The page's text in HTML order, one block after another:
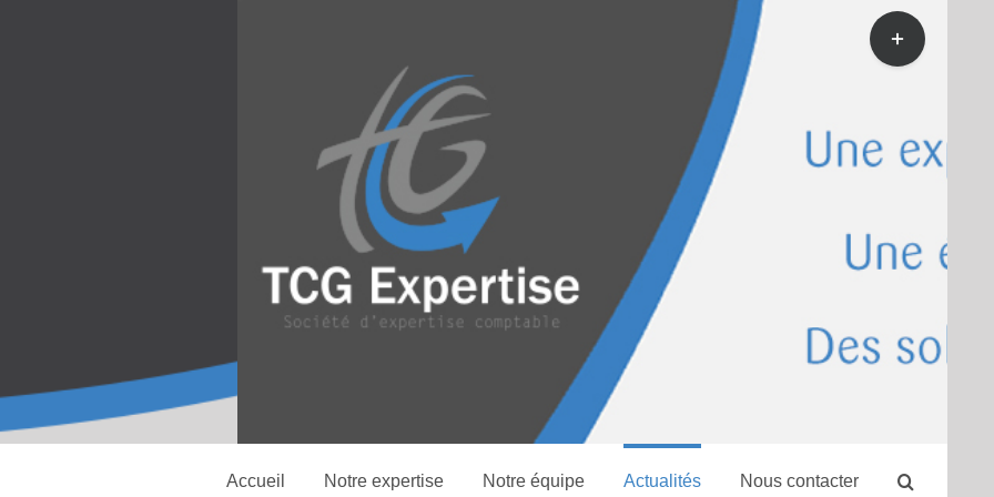
Accueil Notre expertise Notre équipe Actualités Nous contacter
Bascule
de
la
barre